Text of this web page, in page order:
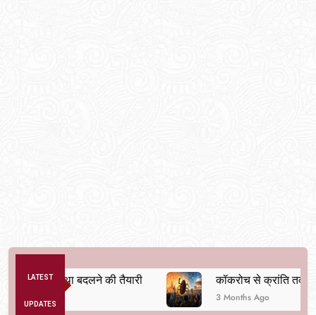
LATEST
UPDATES
व्यवस्था बदलने की तैयारी कॉकरोच से क्रांति तक
3 Months Ago